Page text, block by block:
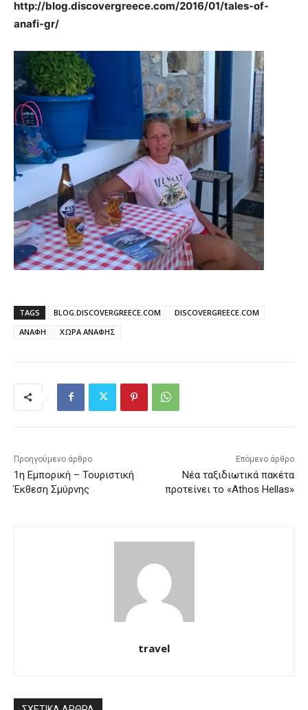
http://blog.discovergreece.com/2016/01/tales-of-
anafi-gr/
TAGS BLOG.DISCOVERGREECE.COM
DISCOVERGREECE.COM
ΑΝΑΦΗ
ΧΩΡΑ ΑΝΑΦΗΣ
Προηγούμενο άρθρο
1η Εμπορική – Τουριστική
Έκθεση Σμύρνης
Επόμενο άρθρο
Νέα ταξιδιωτικά πακέτα
προτείνει το «Athos Hellas»
travel